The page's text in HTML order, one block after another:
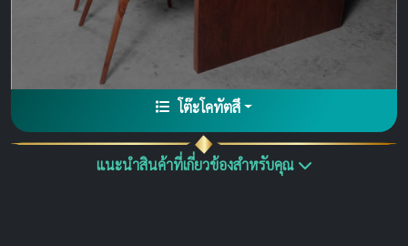
โต๊ะโคทัตสึ
แนะนำสินค้าที่เกี่ยวข้องสำหรับคุณ